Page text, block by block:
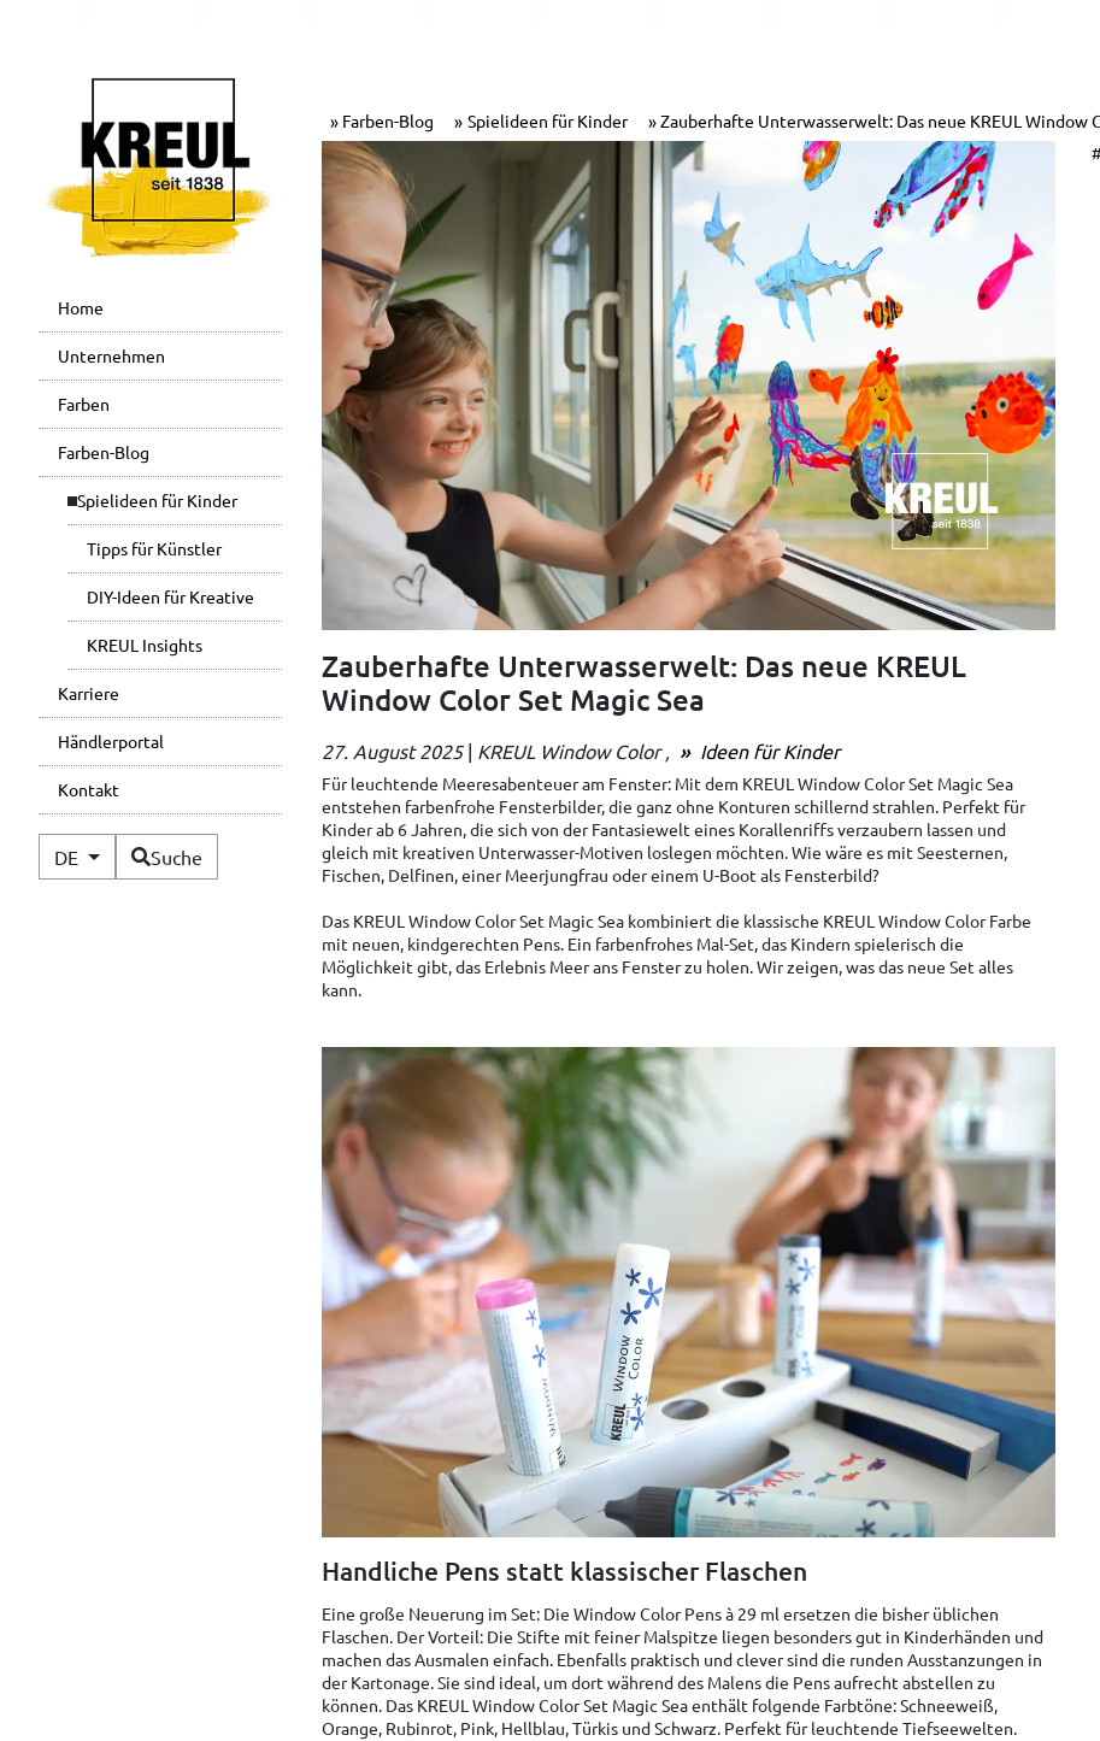
Home
Unternehmen
Farben
Farben-Blog
Spielideen für Kinder
Tipps für Künstler
DIY-Ideen für Kreative
KREUL Insights
Karriere
Händlerportal
Kontakt
DE Verfügbare Sprachen
Suche
Farben-Blog Spielideen für Kinder Zauberhafte Unterwasserwelt: Das neue KREUL Window
Zauberhafte Unterwasserwelt: Das neue KREUL
Window Color Set Magic Sea
27. August 2025 | KREUL Window Color Ideen für Kinder
Für leuchtende Meeresabenteuer am Fenster: Mit dem KREUL Window Color Set Magic Sea
entstehen farbenfrohe Fensterbilder, die ganz ohne Konturen schillernd strahlen. Perfekt für
Kinder ab 6 Jahren, die sich von der Fantasiewelt eines Korallenriffs verzaubern lassen und
gleich mit kreativen Unterwasser-Motiven loslegen möchten. Wie wäre es mit Seesternen,
Fischen, Delfinen, einer Meerjungfrau oder einem U-Boot als Fensterbild?
Das KREUL Window Color Set Magic Sea kombiniert die klassische KREUL Window Color Farbe
mit neuen, kindgerechten Pens. Ein farbenfrohes Mal-Set, das Kindern spielerisch die
Möglichkeit gibt, das Erlebnis Meer ans Fenster zu holen. Wir zeigen, was das neue Set alles
kann.
Handliche Pens statt klassischer Flaschen
Eine große Neuerung im Set: Die Window Color Pens à 29 ml ersetzen die bisher üblichen
Flaschen. Der Vorteil: Die Stifte mit feiner Malspitze liegen besonders gut in Kinderhänden und
machen das Ausmalen einfach. Ebenfalls praktisch und clever sind die runden Ausstanzungen in
der Kartonage. Sie sind ideal, um dort während des Malens die Pens aufrecht abstellen zu
können. Das KREUL Window Color Set Magic Sea enthält folgende Farbtöne: Schneeweiß,
Orange, Rubinrot, Pink, Hellblau, Türkis und Schwarz. Perfekt für leuchtende Tiefseewelten.